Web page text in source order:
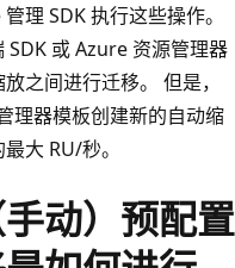
理 SDK 执行这些操作。
或 Azure 资源管理器
之间进行迁移。 但是，
理器模板创建新的自动缩
大 RU/秒。
动）预配置